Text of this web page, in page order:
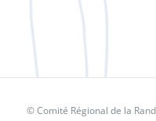
© Comité Régional de la